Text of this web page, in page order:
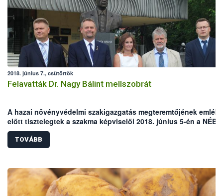
2018. június 7., csütörtök
Felavatták Dr. Nagy Bálint mellszobrát
A hazai növényvédelmi szakigazgatás megteremtőjének emléke
előtt tisztelegtek a szakma képviselői 2018. június 5-én a
Növény- Talaj- és Agrárkörnyezet-védelmi Igazgatóság
épületénél, ahol a mintegy 150 megjelent vendég előtt
Dr. Nagy Bálint mellszobrát.
TOVÁBB